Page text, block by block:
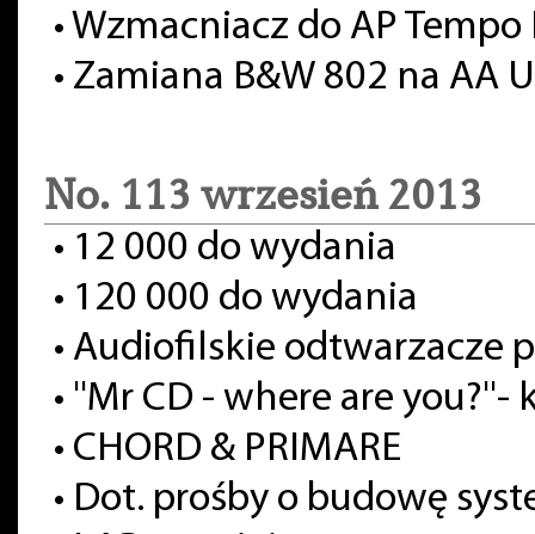
• Wzmacniacz do AP Tempo
• Zamiana B&W 802 na AA
No. 113 wrzesień 2013
• 12 000 do wydania
• 120 000 do wydania
• Audiofilskie odtwarzacze
• ''Mr CD - where are you?''-
• CHORD & PRIMARE
• Dot. prośby o budowę